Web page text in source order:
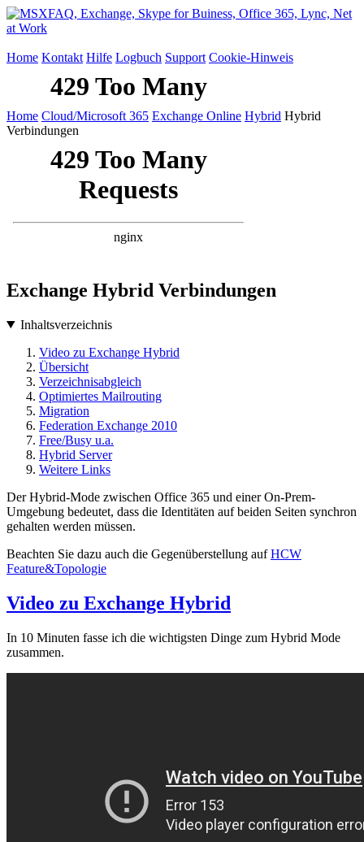
Home Kontakt Hilfe Logbuch Support Cookie-Hinweis
Home Cloud/Microsoft 365 Exchange Online Hybrid Hybrid
Verbindungen
Exchange Hybrid Verbindungen
Inhaltsverzeichnis
Video zu Exchange Hybrid
Übersicht
Verzeichnisabgleich
Optimiertes Mailrouting
Migration
Federation Exchange 2010
Free/Busy u.a.
Hybrid Server
Weitere Links
Der Hybrid-Mode zwischen Office 365 und einer On-Prem-
Umgebung bedeutet, dass die Identitäten auf beiden Seiten synchron
gehalten werden müssen.
Beachten Sie dazu auch die Gegenüberstellung aufHCW
Feature&Topologie
Video zu Exchange Hybrid
In 10 Minuten fasse ich die wichtigsten Dinge zum Hybrid Mode
zusammen.